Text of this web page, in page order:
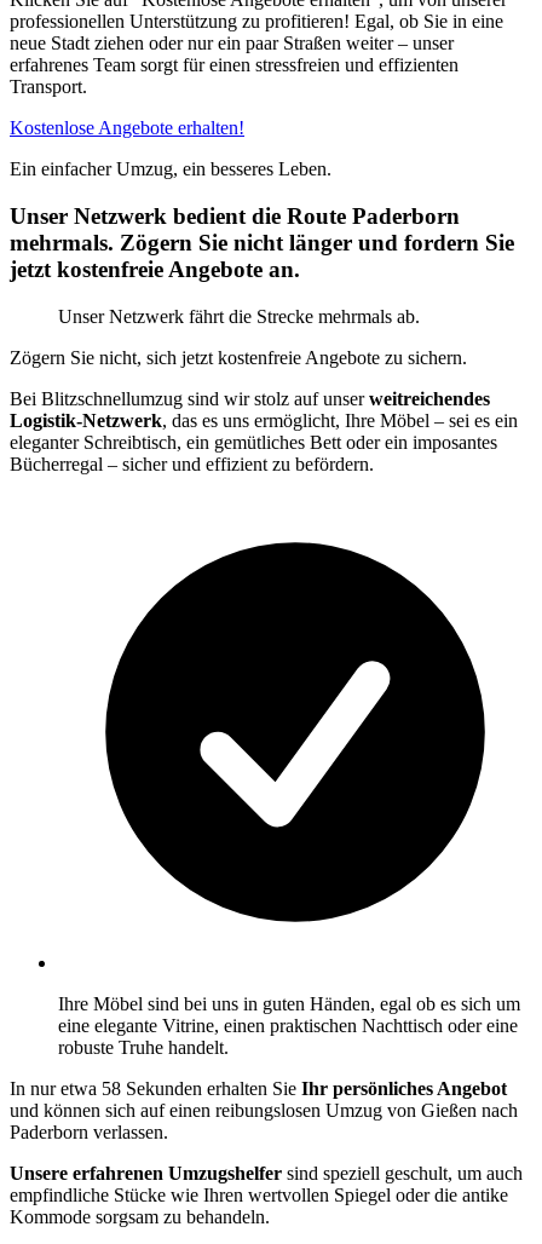
professionellen Unterstützung zu profitieren! Egal, ob Sie in eine
neue Stadt ziehen oder nur ein paar Straßen weiter – unser
erfahrenes Team sorgt für einen stressfreien und effizienten
Transport.
Kostenlose Angebote erhalten!
Ein einfacher Umzug, ein besseres Leben.
Unser Netzwerk bedient die Route Paderborn
mehrmals. Zögern Sie nicht länger und fordern Sie
jetzt kostenfreie Angebote an.
Unser Netzwerk fährt die Strecke mehrmals ab.
Zögern Sie nicht, sich jetzt kostenfreie Angebote zu sichern.
Bei Blitzschnellumzug sind wir stolz auf unserweitreichendes
Logistik-Netzwerk, das es uns ermöglicht, Ihre Möbel – sei es ein
eleganter Schreibtisch, ein gemütliches Bett oder ein imposantes
Bücherregal – sicher und effizient zu befördern.
Ihre Möbel sind bei uns in guten Händen, egal ob es sich um
eine elegante Vitrine, einen praktischen Nachttisch oder eine
robuste Truhe handelt.
In nur etwa 58 Sekunden erhalten Sie Ihr persönliches Angebot
und können sich auf einen reibungslosen Umzug von Gießen nach
Paderborn verlassen.
Unsere erfahrenen Umzugshelfer sind speziell geschult, um auch
empfindliche Stücke wie Ihren wertvollen Spiegel oder die antike
Kommode sorgsam zu behandeln.